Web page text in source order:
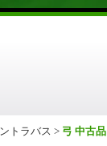
トラバス > 弓 中古品